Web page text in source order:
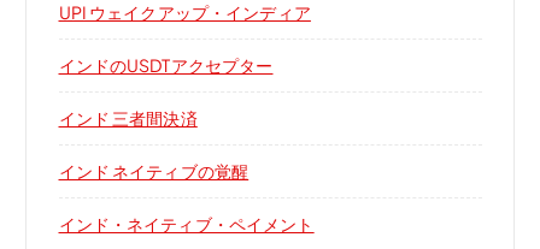
UPI ウェイクアップ・インディア
インドのUSDTアクセプター
インド 三者間決済
インド ネイティブの覚醒
インド・ネイティブ・ペイメント